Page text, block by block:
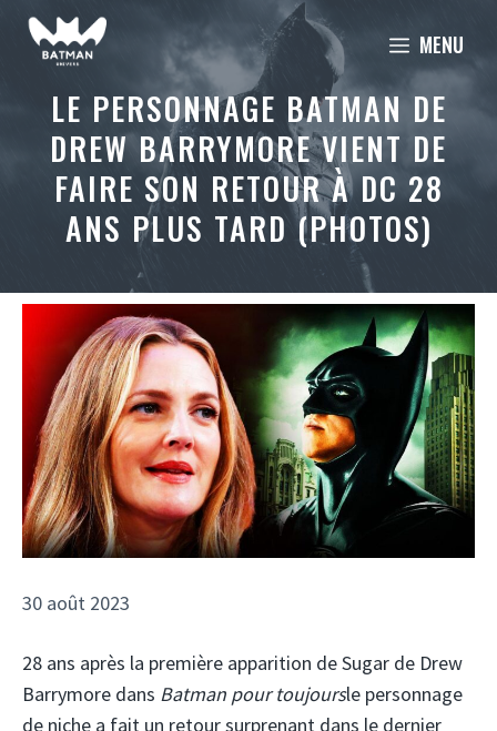
Aller
MENU
LE PERSONNAGE BATMAN DE
DREW BARRYMORE VIENT DE
FAIRE SON RETOUR À DC 28
ANS PLUS TARD (PHOTOS)
30 août 2023
28 ans après la première apparition de Sugar de Drew
Barrymore dans Batman pour toujoursle personnage
de niche a fait un retour surprenant dans le dernier